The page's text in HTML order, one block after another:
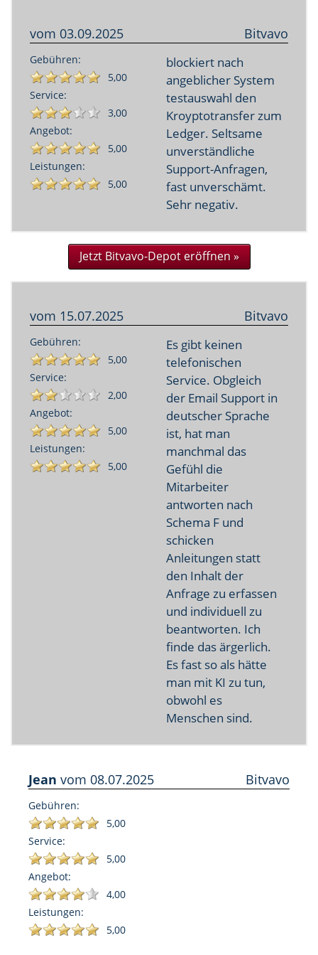
vom 03.09.2025 Bitvavo
Gebühren:
5,00
Service:
3,00
Angebot:
5,00
Leistungen:
5,00
blockiert nach
angeblicher System
testauswahl den
Kroyptotransfer zum
Ledger. Seltsame
unverständliche
Support-Anfragen,
fast unverschämt.
Sehr negativ.
Jetzt Bitvavo-Depot eröffnen »
vom 15.07.2025 Bitvavo
Gebühren:
5,00
Service:
2,00
Angebot:
5,00
Leistungen:
5,00
Es gibt keinen
telefonischen
Service. Obgleich
der Email Support in
deutscher Sprache
ist, hat man
manchmal das
Gefühl die
Mitarbeiter
antworten nach
Schema F und
schicken
Anleitungen statt
den Inhalt der
Anfrage zu erfassen
und individuell zu
beantworten. Ich
finde das ärgerlich.
Es fast so als hätte
man mit KI zu tun,
obwohl es
Menschen sind.
Jean vom 08.07.2025 Bitvavo
Gebühren:
5,00
Service:
5,00
Angebot:
4,00
Leistungen:
5,00